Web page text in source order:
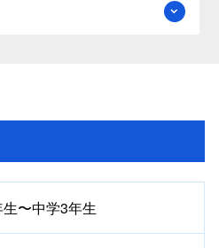
〜中学3年生